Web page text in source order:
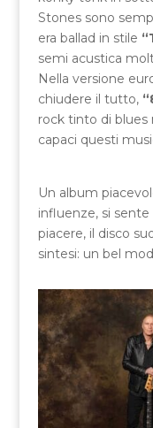
Stones sono
era ballad in stile
semi acustica
Nella versione
chiudere il tutto,
rock tinto di blues
capaci questi
Un album
influenze, si
piacere, il disco
sintesi: un bel